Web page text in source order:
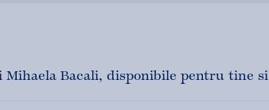
Mihaela Bacali, disponibile pentru tine